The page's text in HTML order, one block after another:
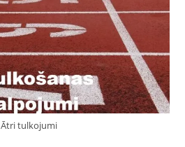
Ātri tulkojumi